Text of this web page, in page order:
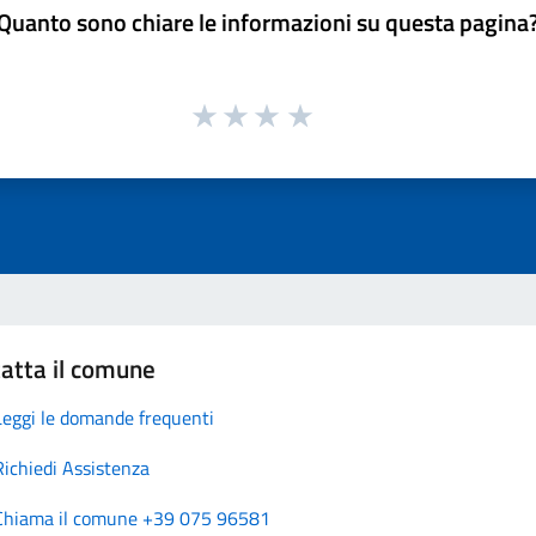
sono chiare le informazioni su questa
il comune
le domande frequenti
Assistenza
il comune +39 075 96581